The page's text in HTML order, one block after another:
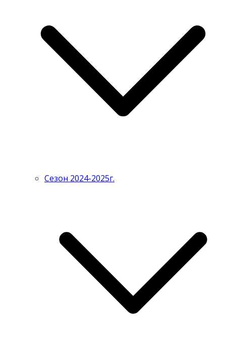
Сезон 2024-2025г.